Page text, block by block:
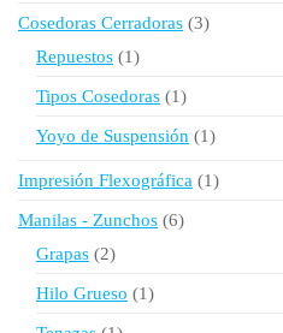
Cosedoras Cerradoras 33
Repuestos 11
Tipos Cosedoras 11
Yoyo de Suspensión 11
Impresión Flexográfica
11
Manilas - Zunchos 66
Grapas 22
Hilo Grueso 11